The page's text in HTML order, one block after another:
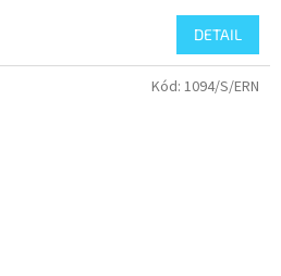
DETAIL
Kód: 1094/S/ERN